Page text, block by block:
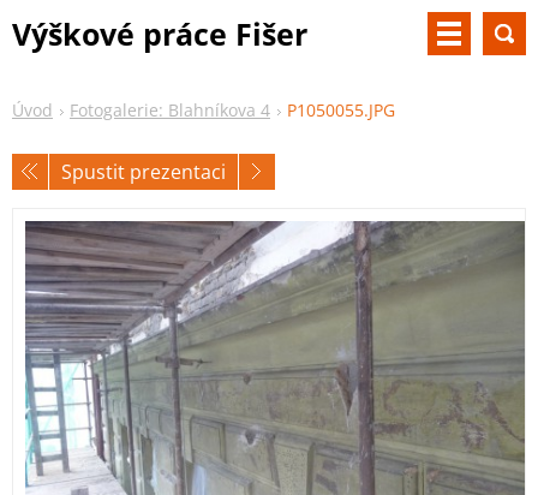
Výškové práce Fišer
Úvod Fotogalerie: Blahníkova 4 P1050055.JPG
Spustit prezentaci